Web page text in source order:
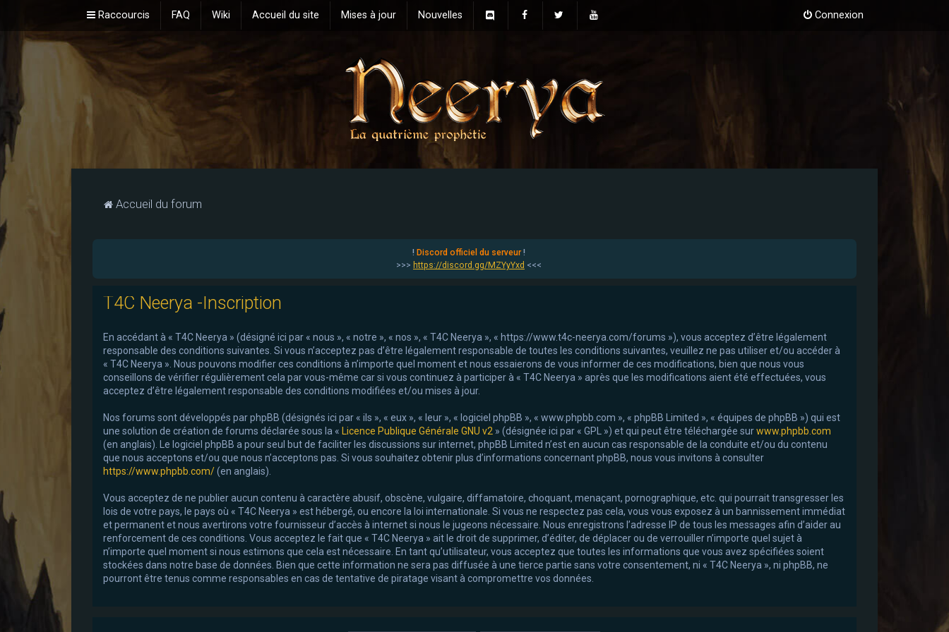
Raccourcis FAQ Wiki Accueil du site Mises à jour Nouvelles Connexion
Accueil du forum
! Discord officiel du serveur!
>>> https://discord.gg/MZYyYxd <<<
T4C Neerya -Inscription
En accédant à « T4C Neerya » (désigné ici par « nous », « notre », « nos », « T4C Neerya », « https://www.t4c-neerya.com/forums »), vous acceptez d’être légalement
responsable des conditions suivantes. Si vous n’acceptez pas d’être légalement responsable de toutes les conditions suivantes, veuillez ne pas utiliser et/ou accéder à
« T4C Neerya ». Nous pouvons modifier ces conditions à n’importe quel moment et nous essaierons de vous informer de ces modifications, bien que nous vous
conseillons de vérifier régulièrement cela par vous-même car si vous continuez à participer à « T4C Neerya » après que les modifications aient été effectuées, vous
acceptez d’être légalement responsable des conditions modifiées et/ou mises à jour.
Nos forums sont développés par phpBB (désignés ici par « ils », « eux », « leur », « logiciel phpBB », « www.phpbb.com », « phpBB Limited », « équipes de phpBB ») qui est
une solution de création de forums déclarée sous la « Licence Publique Générale GNU v2 » (désignée ici par « GPL ») et qui peut être téléchargée surwww.phpbb.com
(en anglais). Le logiciel phpBB a pour seul but de faciliter les discussions sur internet, phpBB Limited n’est en aucun cas responsable de la conduite et/ou du contenu
que nous acceptons et/ou que nous n’acceptons pas. Si vous souhaitez obtenir plus d’informations concernant phpBB, nous vous invitons à consulter
https://www.phpbb.com/(en anglais).
Vous acceptez de ne publier aucun contenu à caractère abusif, obscène, vulgaire, diffamatoire, choquant, menaçant, pornographique, etc. qui pourrait transgresser les
lois de votre pays, le pays où « T4C Neerya » est hébergé, ou encore la loi internationale. Si vous ne respectez pas cela, vous vous exposez à un bannissement immédiat
et permanent et nous avertirons votre fournisseur d’accès à internet si nous le jugeons nécessaire. Nous enregistrons l’adresse IP de tous les messages afin d’aider au
renforcement de ces conditions. Vous acceptez le fait que « T4C Neerya » ait le droit de supprimer, d’éditer, de déplacer ou de verrouiller n’importe quel sujet à
n’importe quel moment si nous estimons que cela est nécessaire. En tant qu’utilisateur, vous acceptez que toutes les informations que vous avez spécifiées soient
stockées dans notre base de données. Bien que cette information ne sera pas diffusée à une tierce partie sans votre consentement, ni « T4C Neerya », ni phpBB, ne
pourront être tenus comme responsables en cas de tentative de piratage visant à compromettre vos données.